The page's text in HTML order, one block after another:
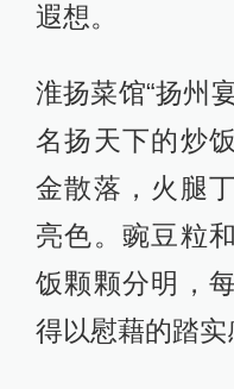
遐想。
淮扬菜馆“扬州
名扬天下的炒
金散落，火腿
亮色。豌豆粒
饭颗颗分明，
得以慰藉的踏实